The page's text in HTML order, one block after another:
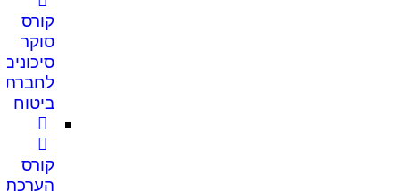
קורס
סוקר
סיכונים
לחברת
ביטוח
קורס
הערכת